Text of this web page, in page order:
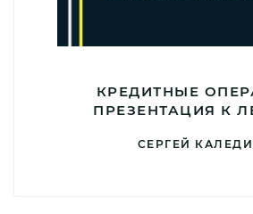
КРЕДИТНЫЕ
ПРЕЗЕНТАЦИЯ К
СЕРГЕЙ